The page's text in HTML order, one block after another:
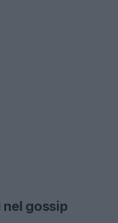
nel gossip